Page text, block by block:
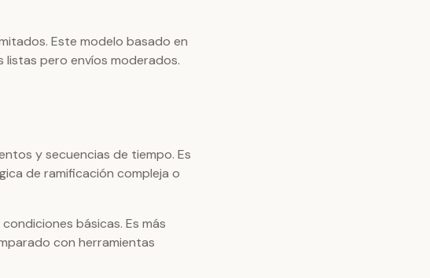
Este modelo basado en
listas pero envíos moderados.
y secuencias de tiempo. Es
de ramificación compleja o
básicas. Es más
con herramientas